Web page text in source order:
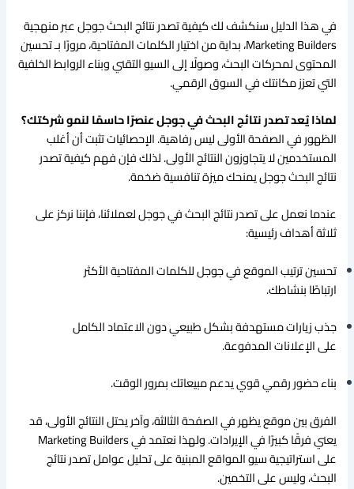
في هذا الدليل سنكشف لك كيفية تصدر نتائج البحث جوجل عبر منهجية
Marketing Builders، بداية من اختيار الكلمات المفتاحية، مرورًا بـ تحسين
المحتوى لمحركات البحث، وصولًا إلى السيو التقني وبناء الروابط الخلفية
التي تعزز مكانتك في السوق الرقمي.
لماذا يُعد تصدر نتائج البحث في جوجل عنصرًا حاسمًا لنمو شركتك؟
الظهور في الصفحة الأولى ليس رفاهية. الإحصائيات تثبت أن أغلب
المستخدمين لا يتجاوزون النتائج الأولى. لذلك فإن فهم كيفية تصدر
نتائج البحث جوجل يمنحك ميزة تنافسية ضخمة.
عندما نعمل على تصدر نتائج البحث في جوجل لعملائنا، فإننا نركز على
ثلاثة أهداف رئيسية:
تحسين ترتيب الموقع في جوجل للكلمات المفتاحية الأكثر
ارتباطًا بنشاطك.
جذب زيارات مستهدفة بشكل طبيعي دون الاعتماد الكامل
على الإعلانات المدفوعة.
بناء حضور رقمي قوي يدعم مبيعاتك بمرور الوقت.
الفرق بين موقع يظهر في الصفحة الثالثة، وآخر يحتل النتائج الأولى، قد
يعني فرقًا كبيرًا في الإيرادات. ولهذا نعتمد في Marketing Builders
على استراتيجية سيو المواقع المبنية على تحليل عوامل تصدر نتائج
البحث، وليس على التخمين.